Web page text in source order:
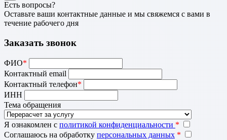
Есть вопросы?
Оставьте ваши контактные данные и мы свяжемся с вами в
течение рабочего дня
Заказать звонок
ФИО*
Контактный email
Контактный телефон*
ИНН
Тема обращения
Я ознакомлен с политикой конфиденциальности *
Соглашаюсь на обработку персональных данных *